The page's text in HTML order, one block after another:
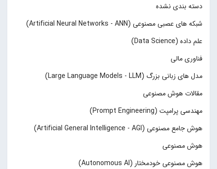
دسته بندی نشده
شبکه های عصبی مصنوعی (Artificial Neural Networks - ANN)
علم داده (Data Science)
فناوری مالی
مدل های زبانی بزرگ (Large Language Models - LLM)
مقالات هوش مصنوعی
مهندسی پرامپت (Prompt Engineering)
هوش جامع مصنوعی (Artificial General Intelligence - AGI)
هوش مصنوعی
هوش مصنوعی خودمختار (Autonomous AI)